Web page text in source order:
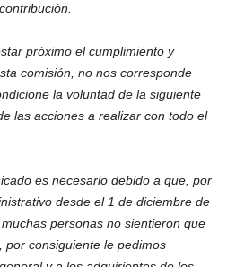
próximo el cumplimiento y
comisión, no nos corresponde
la voluntad de la siguiente
las acciones a realizar con todo el
es necesario debido a que, por
desde el 1 de diciembre de
personas no sientieron que
consiguiente le pedimos